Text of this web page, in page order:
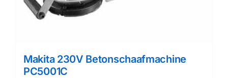
Makita 230V Betonschaafmachine
PC5001C